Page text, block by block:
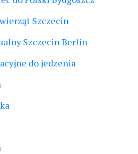
Szczecin
Szczecin Berlin
do jedzenia